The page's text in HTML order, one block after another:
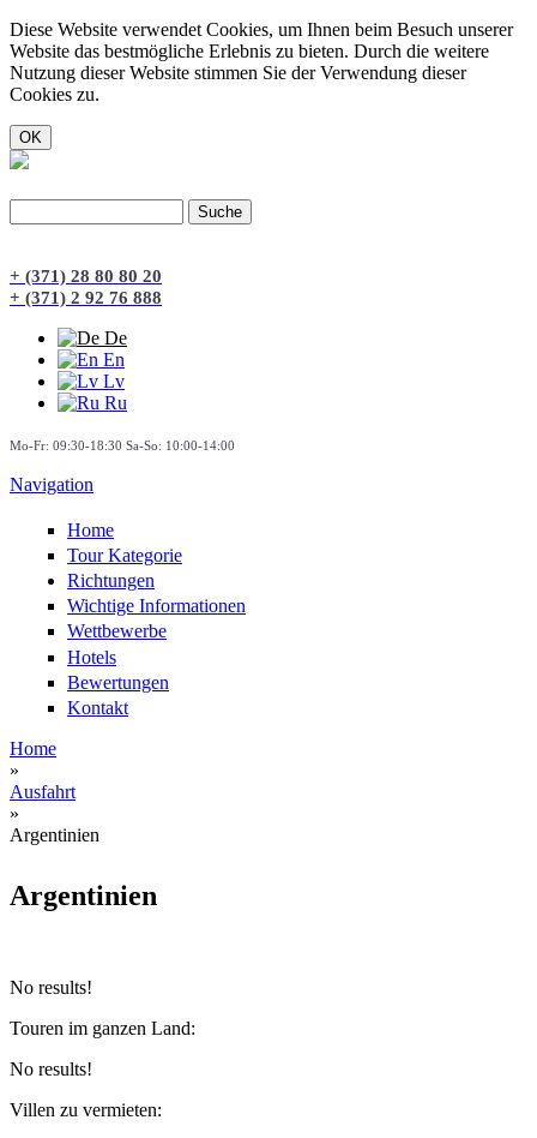
Diese Website verwendet Cookies, um Ihnen beim Besuch unserer
Website das bestmögliche Erlebnis zu bieten. Durch die weitere
Nutzung dieser Website stimmen Sie der Verwendung dieser
Cookies zu.
+ (371) 28 80 80 20
+ (371) 2 92 76 888
De
En
Lv
Ru
Mo-Fr: 09:30-18:30 Sa-So: 10:00-14:00
Navigation
Home
Tour Kategorie
Richtungen
Wichtige Informationen
Wettbewerbe
Hotels
Bewertungen
Kontakt
Sie sind hier
Home
»
Ausfahrt
»
Argentinien
Argentinien
No results!
Touren im ganzen Land:
No results!
Villen zu vermieten: